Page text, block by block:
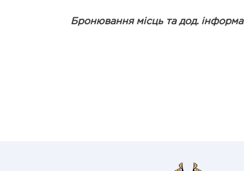
Бронювання місць та дод.